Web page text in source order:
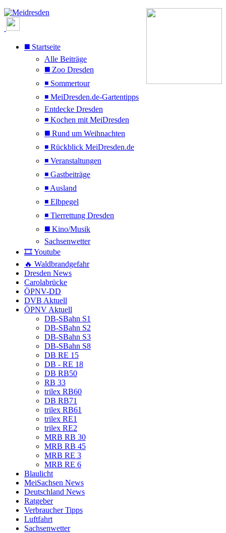
◼️ Startseite
Alle Beiträge
◼️ Zoo Dresden
◾ Sommertour
◾ MeiDresden.de-Gartentipps
Entdecke Dresden
◾ Kochen mit MeiDresden
◼️ Rund um Weihnachten
◾ Rückblick MeiDresden.de
◾ Veranstaltungen
◾ Gastbeiträge
◾ Ausland
◾ Elbpegel
◾ Tierrettung Dresden
◼️ Kino/Musik
Sachsenwetter
🎞️ Youtube
🔥 Waldbrandgefahr
Dresden News
Carolabrücke
ÖPNV-DD
DVB Aktuell
ÖPNV Aktuell
DB-SBahn S1
DB-SBahn S2
DB-SBahn S3
DB-SBahn S8
DB RE 15
DB - RE 18
DB RB50
RB 33
trilex RB60
DB RB71
trilex RB61
trilex RE1
trilex RE2
MRB RB 30
MRB RB 45
MRB RE 3
MRB RE 6
Blaulicht
MeiSachsen News
Deutschland News
Ratgeber
Verbraucher Tipps
Luftfahrt
Sachsenwetter